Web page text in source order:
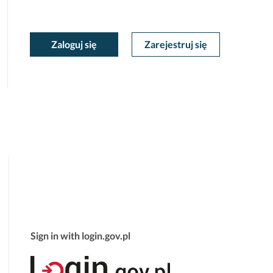
MojeZaloguj się Zarejestruj się
Sign in with login.gov.pl